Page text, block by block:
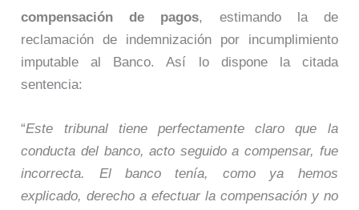
compensación de pagos, estimando la de
reclamación de indemnización por incumplimiento
imputable al Banco. Así lo dispone la citada
sentencia:
“Este tribunal tiene perfectamente claro que la
conducta del banco, acto seguido a compensar, fue
incorrecta. El banco tenía, como ya hemos
explicado, derecho a efectuar la compensación y no